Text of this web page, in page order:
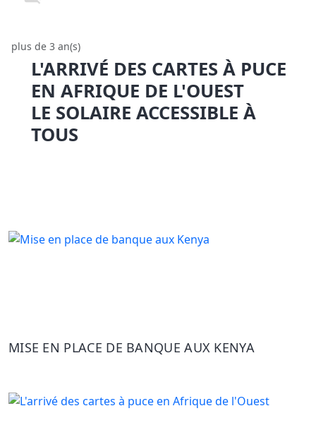
plus de 3 an(s)
L'ARRIVÉ DES CARTES À PUCE
EN AFRIQUE DE L'OUEST
LE SOLAIRE ACCESSIBLE À
TOUS
MISE EN PLACE DE BANQUE AUX KENYA